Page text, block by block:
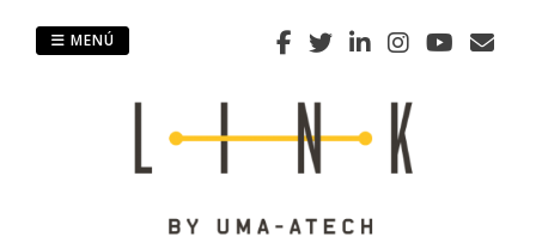
MENÚ